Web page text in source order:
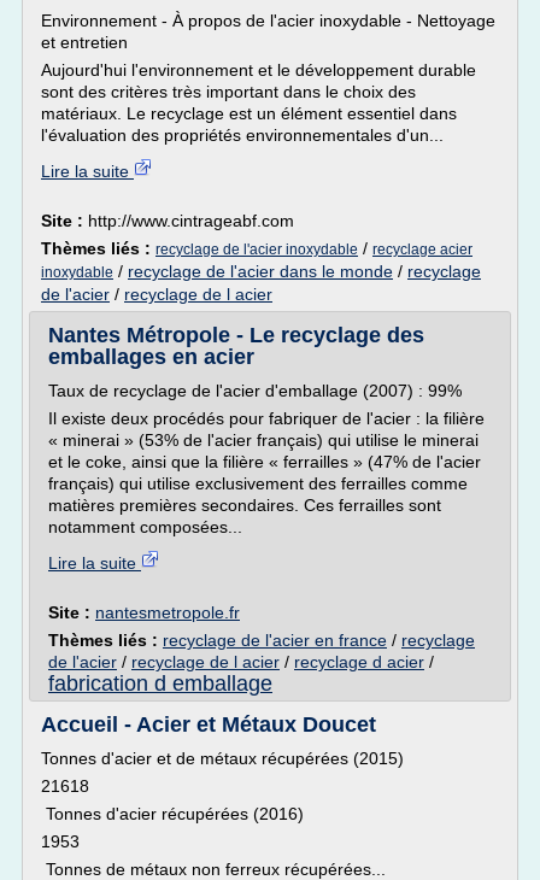
Environnement - À propos de l'acier inoxydable - Nettoyage
et entretien
Aujourd'hui l'environnement et le développement durable
sont des critères très important dans le choix des
matériaux. Le recyclage est un élément essentiel dans
l'évaluation des propriétés environnementales d'un...
Lire la suite
Site : http://www.cintrageabf.com
Thèmes liés : recyclage de l'acier inoxydable / recyclage acier
inoxydable / recyclage de l'acier dans le monde / recyclage
de l'acier / recyclage de l acier
Nantes Métropole - Le recyclage des
emballages en acier
Taux de recyclage de l'acier d'emballage (2007) : 99%
Il existe deux procédés pour fabriquer de l'acier : la filière
« minerai » (53% de l'acier français) qui utilise le minerai
et le coke, ainsi que la filière « ferrailles » (47% de l'acier
français) qui utilise exclusivement des ferrailles comme
matières premières secondaires. Ces ferrailles sont
notamment composées...
Lire la suite
Site : nantesmetropole.fr
Thèmes liés : recyclage de l'acier en france / recyclage
de l'acier / recyclage de l acier / recyclage d acier /
fabrication d emballage
Accueil - Acier et Métaux Doucet
Tonnes d'acier et de métaux récupérées (2015)
21618
Tonnes d'acier récupérées (2016)
1953
Tonnes de métaux non ferreux récupérées...